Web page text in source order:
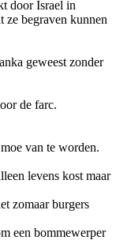
door Israel in
ze begraven kunnen
geweest zonder
de farc.
van te worden.
levens kost maar
zomaar burgers
een bommewerper